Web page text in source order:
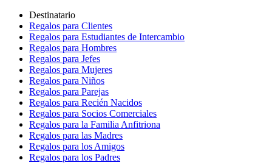
Destinatario
Regalos para Clientes
Regalos para Estudiantes de Intercambio
Regalos para Hombres
Regalos para Jefes
Regalos para Mujeres
Regalos para Niños
Regalos para Parejas
Regalos para Recién Nacidos
Regalos para Socios Comerciales
Regalos para la Familia Anfitriona
Regalos para las Madres
Regalos para los Amigos
Regalos para los Padres